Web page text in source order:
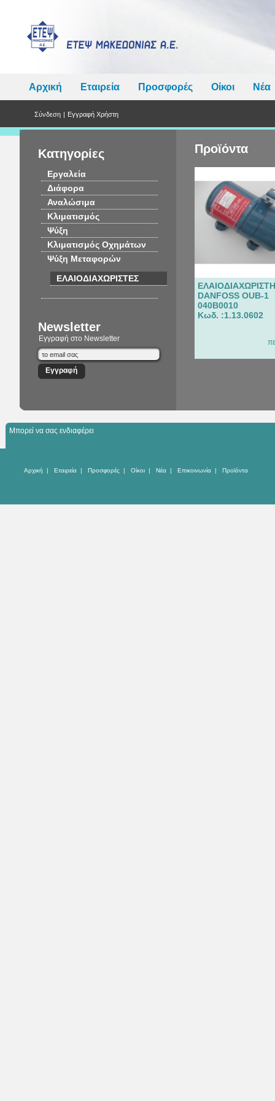
Αρχική Εταιρεία Προσφορές Οίκοι Νέα
Σύνδεση | Εγγραφή Χρήστη
Κατηγορίες
Εργαλεία
Διάφορα
Αναλώσιμα
Κλιματισμός
Ψύξη
Κλιματισμός Οχημάτων
Ψύξη Μεταφορών
ΕΛΑΙΟΔΙΑΧΩΡΙΣΤΕΣ
Newsletter
Εγγραφή στο Newsletter
Προϊόντα
DANFOSS OUB-1
040B0010
Κωδ. :1.13.0602
Μπορεί να σας ενδιαφέρει
Αρχική | Εταιρεία | Προσφορές | Οίκοι | Νέα | Επικοινωνία | Προϊόντα